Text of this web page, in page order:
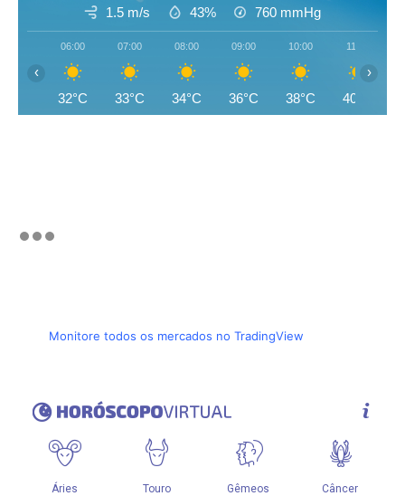
1.5 m/s 43% 760 mmHg
06:00
32°C
07:00
33°C
08:00
34°C
09:00
36°C
10:00
38°C
11:00
40°C
‹ ›
Monitore todos os mercados no TradingView